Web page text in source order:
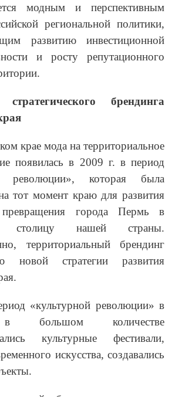
модным и перспективным
региональной политики,
развитию инвестиционной
и росту репутационного
брендинга
крае мода на территориальное
появилась в 2009 г. в период
революции», которая была
тот момент краю для развития
города Пермь в
столицу нашей страны.
территориальный брендинг
новой стратегии развития
«культурной революции» в
большом количестве
культурные фестивали,
искусства, создавались